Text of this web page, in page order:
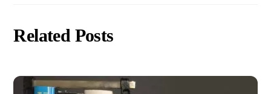
Related Posts